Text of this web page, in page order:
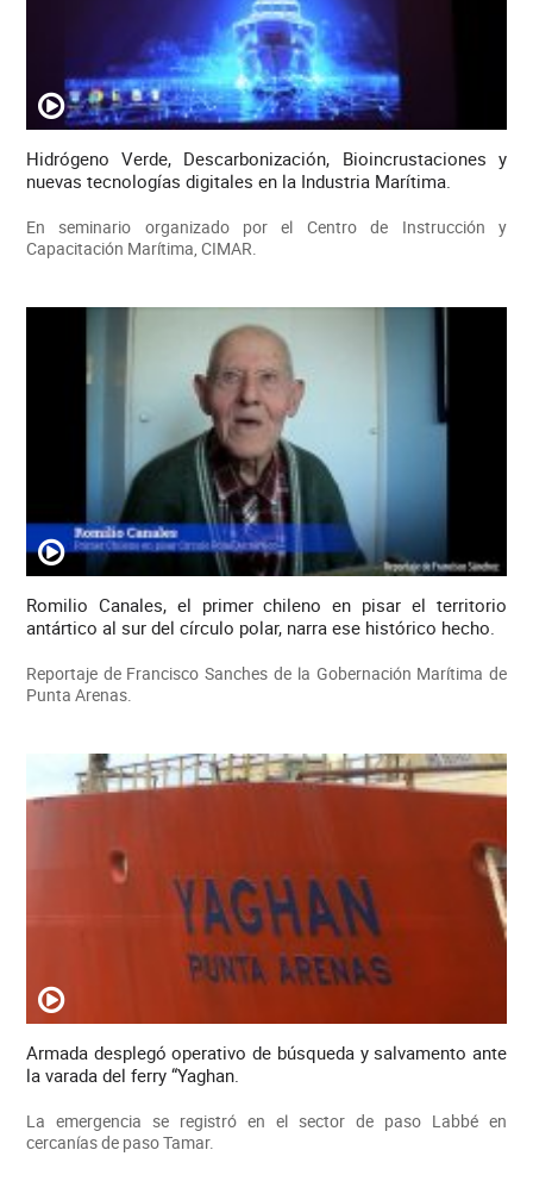
Hidrógeno Verde, Descarbonización, Bioincrustaciones y
nuevas tecnologías digitales en la Industria Marítima.
En seminario organizado por el Centro de Instrucción y
Capacitación Marítima, CIMAR.
Romilio Canales, el primer chileno en pisar el territorio
antártico al sur del círculo polar, narra ese histórico hecho.
Reportaje de Francisco Sanches de la Gobernación Marítima de
Punta Arenas.
Armada desplegó operativo de búsqueda y salvamento ante
la varada del ferry “Yaghan.
La emergencia se registró en el sector de paso Labbé en
cercanías de paso Tamar.